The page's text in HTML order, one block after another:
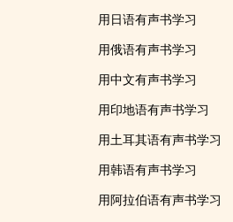
用日语有声书学习
用俄语有声书学习
用中文有声书学习
用印地语有声书学习
用土耳其语有声书学习
用韩语有声书学习
用阿拉伯语有声书学习